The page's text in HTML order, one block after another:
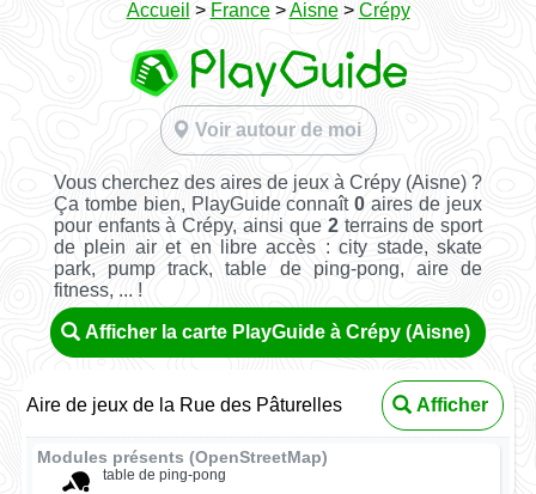
Accueil > France>Aisne> Crépy
Voir autour de moi
Vous cherchez des aires de jeux à Crépy (Aisne) ?
Ça tombe bien, PlayGuide connaît0 aires de jeux
pour enfants à Crépy, ainsi que 2terrains de sport
de plein air et en libre accès : city stade, skate
park, pump track, table de ping-pong, aire de
fitness, ... !
Afficher la carte PlayGuide à Crépy (Aisne)
Aire de jeux de la Rue des Pâturelles Afficher
Modules présents (OpenStreetMap)
table de ping-pong